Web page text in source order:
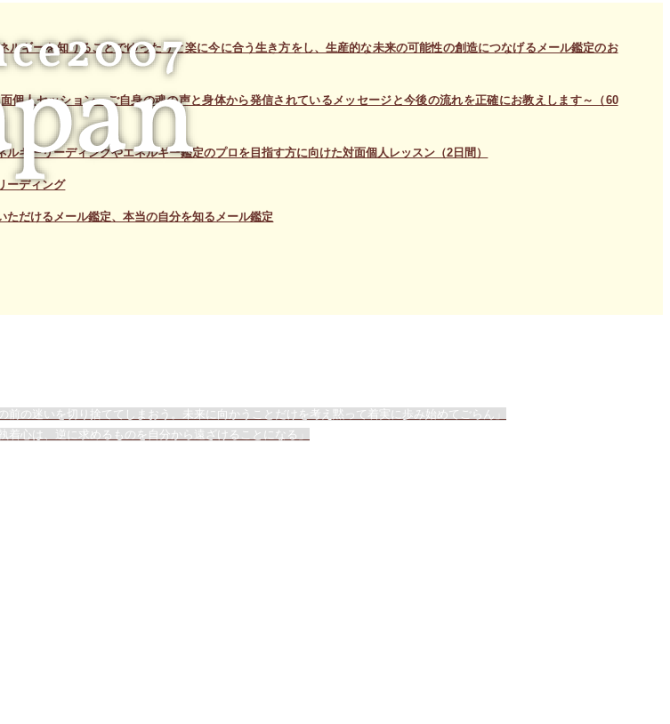
ルギーを知りることでゆったりと楽に今に合う生き方をし、生産的な未来の可能性の創造につなげるメール鑑定のお
個人セッション～ご自身の魂の声と身体から発信されているメッセージと今後の流れを正確にお教えします～（60
ギーリーディングやエネルギー鑑定のプロを目指す方に向けた対面個人レッスン（2日間）
ーディング
だけるメール鑑定、本当の自分を知るメール鑑定
の迷いを切り捨ててしまおう。未来に向かうことだけを考え黙って着実に歩み始めてごらん」
心は、逆に求めるものを自分から遠ざけることになる」